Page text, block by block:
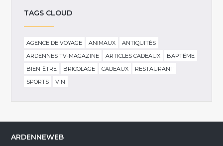
TAGS CLOUD
AGENCE DE VOYAGE ANIMAUX
ANTIQUITÉS
ARDENNES TV-MAGAZINE
ARTICLES CADEAUX
BAPTÊME
BIEN-ÊTRE
BRICOLAGE CADEAUX
RESTAURANT
SPORTS
VIN
ARDENNEWEB